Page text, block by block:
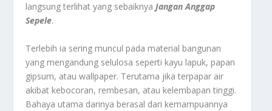
langsung terlihat yang sebaiknyaJangan Anggap
Sepele.
Terlebih ia sering muncul pada material bangunan
yang mengandung selulosa seperti kayu lapuk, papan
gipsum, atau wallpaper. Terutama jika terpapar air
akibat kebocoran, rembesan, atau kelembapan tinggi.
Bahaya utama darinya berasal dari kemampuannya